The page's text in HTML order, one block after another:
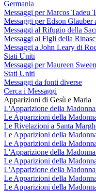
Germania
Messaggi per Marcos Tadeu
Messaggi per Edson
Messaggi al Rifugio della
Messaggi ai Figli della
Messaggi a John Leary di
Stati Uniti
Messaggi per Maureen
Stati Uniti
Messaggi da fonti diverse
Cerca i Messaggi
Apparizioni di Gesù e Maria
L'Apparizione della
Le Apparizioni della
Le Rivelazioni a Santa
Le Apparizioni della
Le Apparizioni della
L'Apparizione della
Le Apparizioni della
L'Apparizione della
Le Apparizioni della
Le Apparizioni della